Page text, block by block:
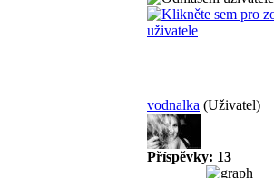
vodnalka (Uživatel)
Příspěvky: 13